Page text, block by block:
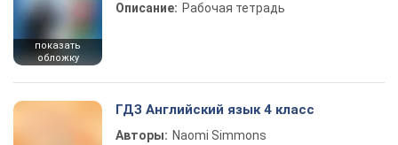
показать
обложку
Описание: Рабочая тетрадь
ГДЗ Английский язык 4 класс
Авторы: Naomi Simmons